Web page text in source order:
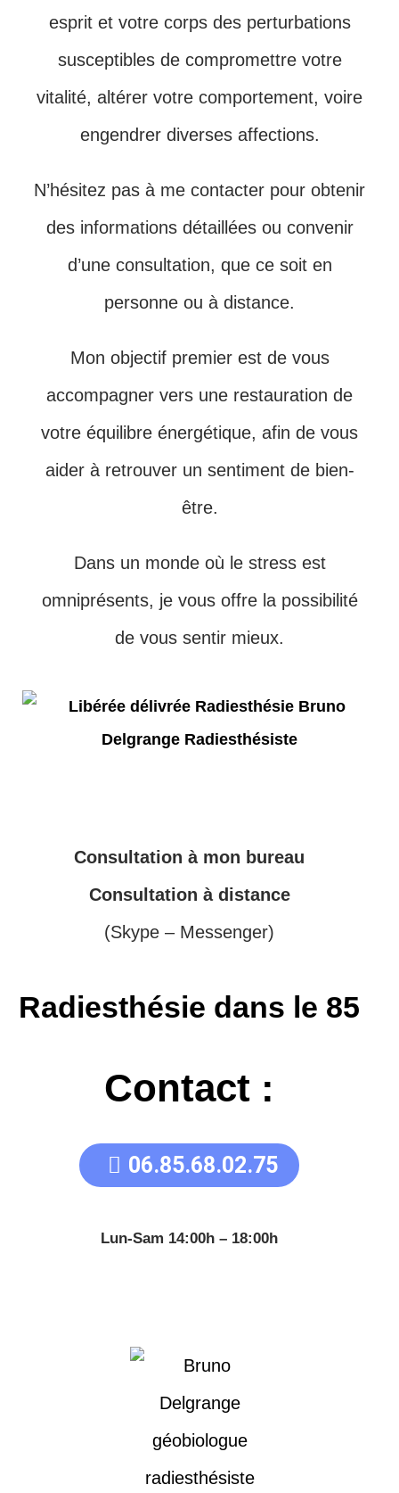
esprit et votre corps des perturbations
susceptibles de compromettre votre
vitalité, altérer votre comportement, voire
engendrer diverses affections.
N’hésitez pas à me contacter pour obtenir
des informations détaillées ou convenir
d’une consultation, que ce soit en
personne ou à distance.
Mon objectif premier est de vous
accompagner vers une restauration de
votre équilibre énergétique, afin de vous
aider à retrouver un sentiment de bien-
être.
Dans un monde où le stress est
omniprésents, je vous offre la possibilité
de vous sentir mieux.
Consultation à mon bureau
Consultation à distance
(Skype – Messenger)
Radiesthésie dans le 85
Contact :
06.85.68.02.75
Lun-Sam 14:00h – 18:00h